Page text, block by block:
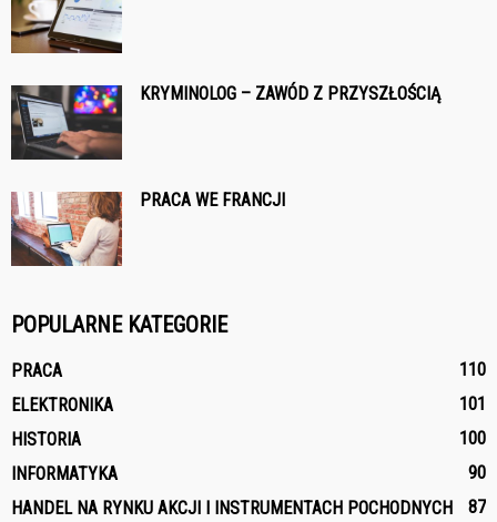
KRYMINOLOG – ZAWÓD Z PRZYSZŁOŚCIĄ
PRACA WE FRANCJI
POPULARNE KATEGORIE
PRACA
110
ELEKTRONIKA
101
HISTORIA
100
INFORMATYKA
90
HANDEL NA RYNKU AKCJI I INSTRUMENTACH POCHODNYCH
87